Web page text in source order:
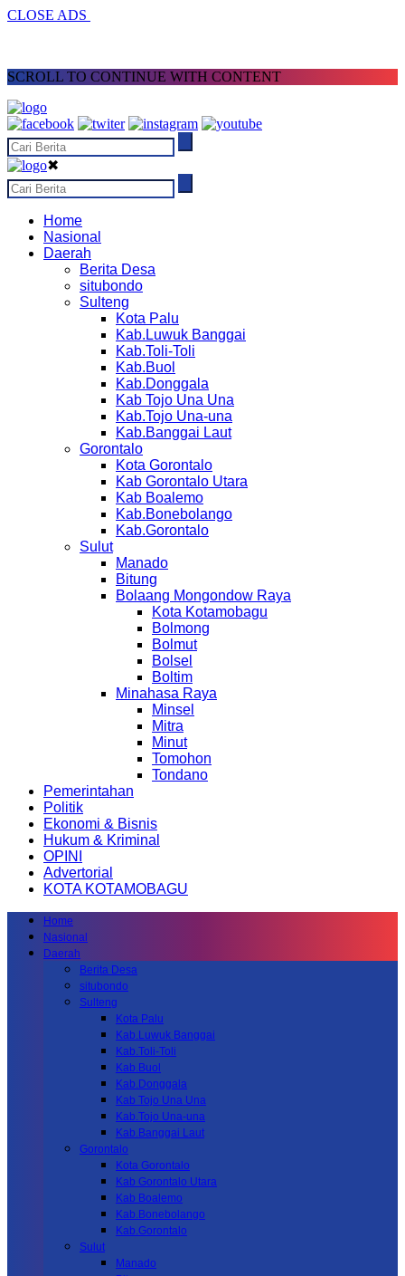
CLOSE ADS
SCROLL TO CONTINUE WITH CONTENT
✖
Home
Nasional
Daerah
Berita Desa
situbondo
Sulteng
Kota Palu
Kab.Luwuk Banggai
Kab.Toli-Toli
Kab.Buol
Kab.Donggala
Kab Tojo Una Una
Kab.Tojo Una-una
Kab.Banggai Laut
Gorontalo
Kota Gorontalo
Kab Gorontalo Utara
Kab Boalemo
Kab.Bonebolango
Kab.Gorontalo
Sulut
Manado
Bitung
Bolaang Mongondow Raya
Kota Kotamobagu
Bolmong
Bolmut
Bolsel
Boltim
Minahasa Raya
Minsel
Mitra
Minut
Tomohon
Tondano
Pemerintahan
Politik
Ekonomi & Bisnis
Hukum & Kriminal
OPINI
Advertorial
KOTA KOTAMOBAGU
Home
Nasional
Daerah
Berita Desa
situbondo
Sulteng
Kota Palu
Kab.Luwuk Banggai
Kab.Toli-Toli
Kab.Buol
Kab.Donggala
Kab Tojo Una Una
Kab.Tojo Una-una
Kab.Banggai Laut
Gorontalo
Kota Gorontalo
Kab Gorontalo Utara
Kab Boalemo
Kab.Bonebolango
Kab.Gorontalo
Sulut
Manado